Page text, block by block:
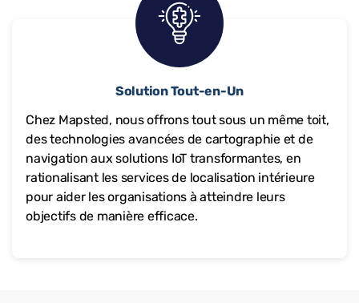
Solution Tout-en-Un
Chez Mapsted, nous offrons tout sous un même toit,
des technologies avancées de cartographie et de
navigation aux solutions IoT transformantes, en
rationalisant les services de localisation intérieure
pour aider les organisations à atteindre leurs
objectifs de manière efficace.